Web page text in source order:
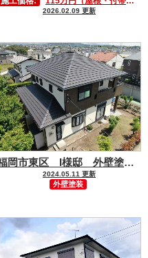
2026.02.09 更新
福岡市東区 I様邸 外壁塗装工事
2024.05.11 更新
外壁塗装